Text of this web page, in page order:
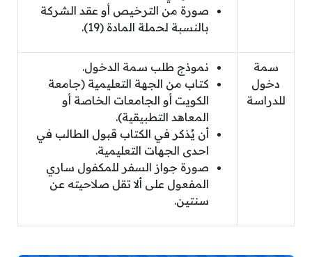
صورة من الترخيص أو عقد الشركة
بالنسبة لحملة المادة (19).
سمة
دخول
للدراسة
نموذج طلب سمة الدخول.
كتاب من الجهة التعليمية (جامعة
الكويت أو الجامعات الخاصة أو
المعاهد التطبيقية).
أن يُذكر في الكتاب قبول الطالب في
احدى الجهات التعليمية.
صورة جواز السفر للمكفول ساري
المفعول على ألا تقل صلاحيته عن
سنتين.